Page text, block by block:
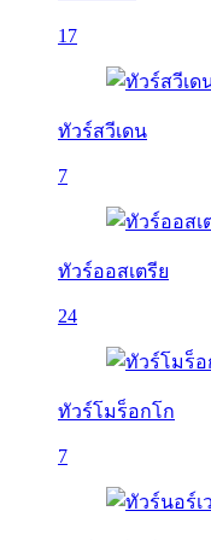
17
ทัวร์สวีเดน
7
ทัวร์ออสเตรีย
24
ทัวร์โมร็อกโก
7